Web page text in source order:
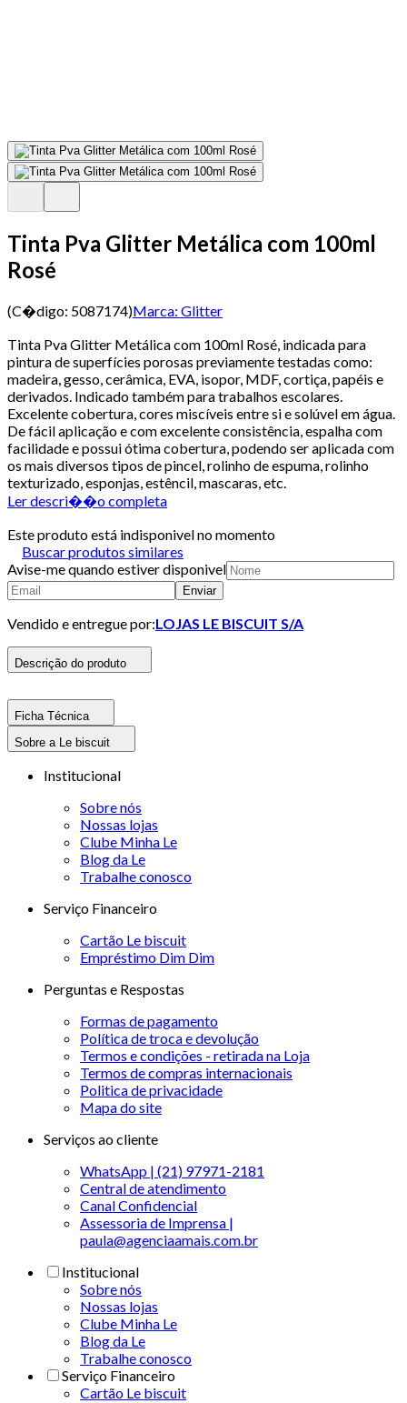
Tinta Pva Glitter Metálica com 100ml
Rosé
(C�digo: 5087174)Marca: Glitter
Tinta Pva Glitter Metálica com 100ml Rosé, indicada para
pintura de superfícies porosas previamente testadas como:
madeira, gesso, cerâmica, EVA, isopor, MDF, cortiça, papéis e
derivados. Indicado também para trabalhos escolares.
Excelente cobertura, cores miscíveis entre si e solúvel em água.
De fácil aplicação e com excelente consistência, espalha com
facilidade e possui ótima cobertura, podendo ser aplicada com
os mais diversos tipos de pincel, rolinho de espuma, rolinho
texturizado, esponjas, estêncil, mascaras, etc.
Ler descri��o completa
Este produto está indisponivel no momento
Buscar produtos similares
Avise-me quando estiver disponivel
Enviar
Vendido e entregue por:LOJAS LE BISCUIT S/A
Descrição do produto
Ficha Técnica
Sobre a Le biscuit
Institucional
Sobre nós
Nossas lojas
Clube Minha Le
Blog da Le
Trabalhe conosco
Serviço Financeiro
Cartão Le biscuit
Empréstimo Dim Dim
Perguntas e Respostas
Formas de pagamento
Política de troca e devolução
Termos e condições - retirada na Loja
Termos de compras internacionais
Politica de privacidade
Mapa do site
Serviços ao cliente
WhatsApp | (21) 97971-2181
Central de atendimento
Canal Confidencial
Assessoria de Imprensa |
paula@agenciaamais.com.br
Institucional
Sobre nós
Nossas lojas
Clube Minha Le
Blog da Le
Trabalhe conosco
Serviço Financeiro
Cartão Le biscuit